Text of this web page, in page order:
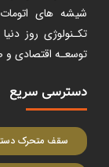
شیشه های
تکـنولوژی روز
توسعـه اقتصادی و
دسترسی سریع
سقف متحرک